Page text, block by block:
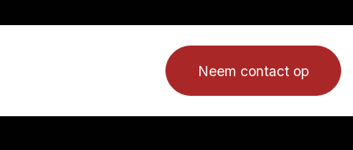
Neem contact op